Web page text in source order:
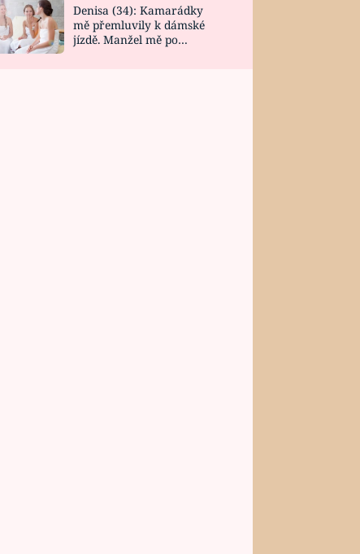
Denisa (34): Kamarádky
mě přemluvily k dámské
jízdě. Manžel mě po